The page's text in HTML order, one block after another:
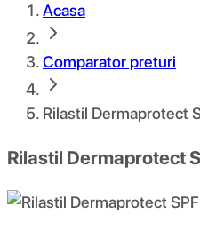
Acasa
Comparator preturi
Rilastil Dermaprotect
Rilastil Dermaprotect